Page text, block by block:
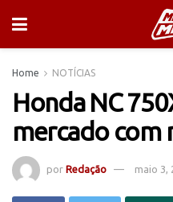
Home NOTÍCIAS
Honda NC
mercado com
por Redação maio 3,